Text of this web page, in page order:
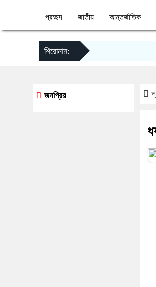
প্রচ্ছদ জাতীয় আন্তর্জাতিক
শিরোনাম:
জনপ্রিয়